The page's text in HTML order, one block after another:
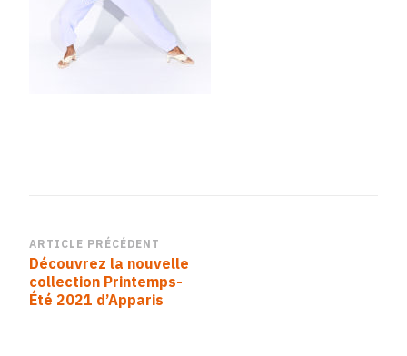
Navigation
d’article
ARTICLE PRÉCÉDENT
Découvrez la nouvelle
collection Printemps-
Été 2021 d’Apparis